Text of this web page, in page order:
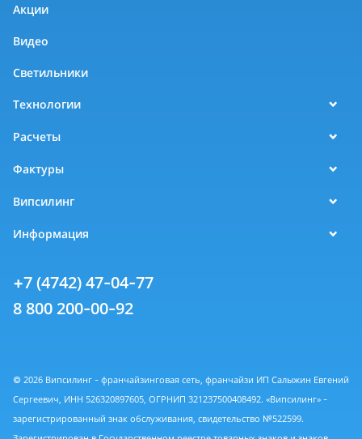
Акции
Видео
Светильники
Технологии
Расчеты
Фактуры
Випсилинг
Информация
+7 (4742) 47-04-77
8 800 200-00-92
© 2026 Випсилинг - франчайзинговая сеть, франчайзи ИП Салыжин Евгений
Сергеевич, ИНН 526320897605, ОГРНИП 321237500408492. «Випсилинг» -
зарегистрированный знак обслуживания, свидетельство №522599.